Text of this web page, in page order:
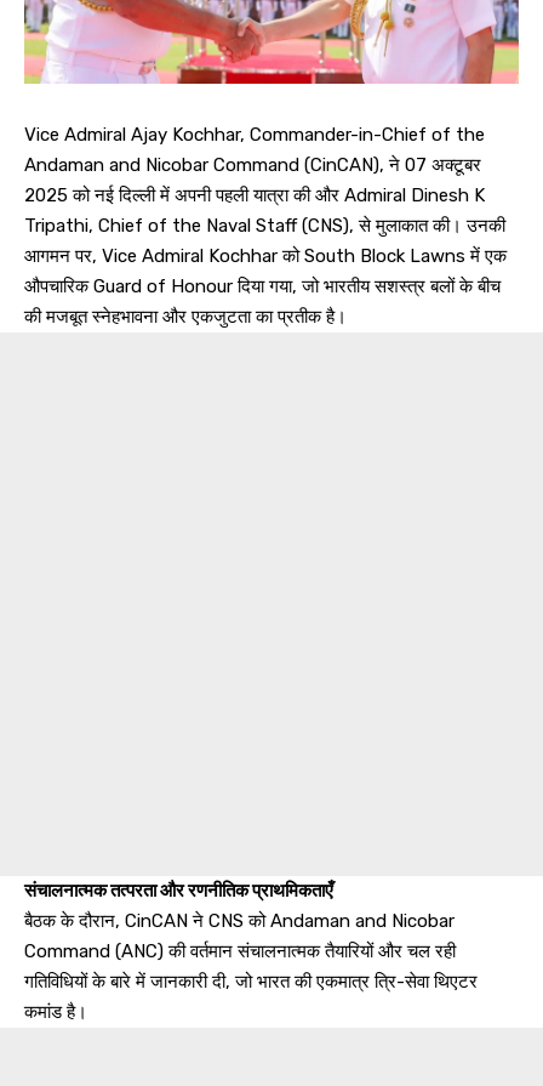
Vice Admiral Ajay Kochhar, Commander-in-Chief of the
Andaman and Nicobar Command (CinCAN), ने 07 अक्टूबर
2025 को नई दिल्ली में अपनी पहली यात्रा की और Admiral Dinesh K
Tripathi, Chief of the Naval Staff (CNS), से मुलाकात की। उनकी
आगमन पर, Vice Admiral Kochhar को South Block Lawns में एक
औपचारिक Guard of Honour दिया गया, जो भारतीय सशस्त्र बलों के बीच
की मजबूत स्नेहभावना और एकजुटता का प्रतीक है।
संचालनात्मक तत्परता और रणनीतिक प्राथमिकताएँ
बैठक के दौरान, CinCAN ने CNS को Andaman and Nicobar
Command (ANC) की वर्तमान संचालनात्मक तैयारियों और चल रही
गतिविधियों के बारे में जानकारी दी, जो भारत की एकमात्र त्रि-सेवा थिएटर
कमांड है।